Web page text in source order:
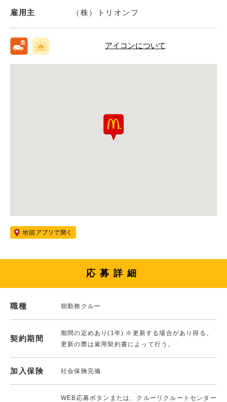
雇用主 （株）トリオンフ
アイコンについて
応募詳細
職種 朝勤務クルー
契約期間
期間の定めあり(1年) ※更新する場合があり得る。
更新の際は雇用契約書によって行う。
加入保険 社会保険完備
WEB応募ボタンまたは、クルーリクルートセンター